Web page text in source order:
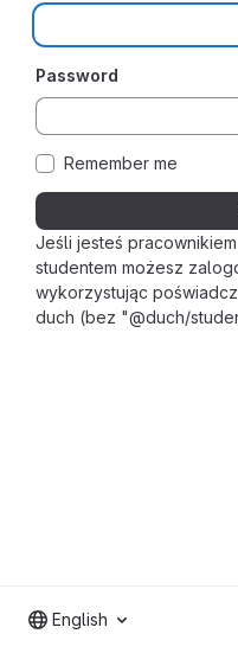
Jeśli jesteś
studentem możesz
wykorzystując
duch (bez "@duch/
Password
Remember me
English